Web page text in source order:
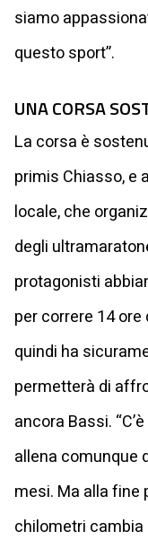
siamo
questo sport”.
UNA CORSA
La corsa è
primis Chiasso, e
locale, che
degli
protagonisti
per correre 14 ore
quindi ha
permetterà di
ancora Bassi.
allena comunque
mesi. Ma alla fine
chilometri cambia